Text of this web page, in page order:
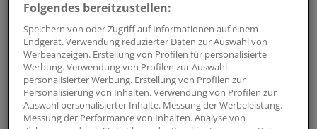
Multiple Sklerose, Parkinson, Demenz, Angststörungen und
Co: Zu diesem breiten Themenfeld stellen wir Ihnen
regelmäßig ein Update zusammen.
alle 2 Wochen (Montag)
Folgendes bereitzustellen:
Speichern von oder Zugriff auf Informationen auf einem
Endgerät. Verwendung reduzierter Daten zur Auswahl von
Werbeanzeigen. Erstellung von Profilen für personalisierte
Werbung. Verwendung von Profilen zur Auswahl
personalisierter Werbung. Erstellung von Profilen zur
Personalisierung von Inhalten. Verwendung von Profilen zur
Auswahl personalisierter Inhalte. Messung der Werbeleistung.
Messung der Performance von Inhalten. Analyse von